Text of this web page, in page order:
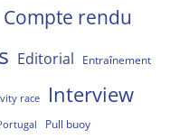
Compte rendu
Editorial Entraînement
race Interview
Pull buoy